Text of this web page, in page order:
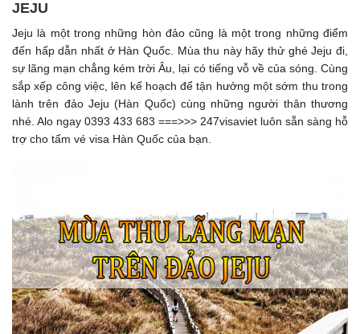
JEJU
Jeju là một trong những hòn đảo cũng là một trong những điểm
đến hấp dẫn nhất ở Hàn Quốc. Mùa thu này hãy thử ghé Jeju đi,
sự lãng mạn chẳng kém trời Âu, lại có tiếng vỗ về của sóng. Cùng
sắp xếp công việc, lên kế hoạch để tận hưởng một sớm thu trong
lành trên đảo Jeju (Hàn Quốc) cùng những người thân thương
nhé. Alo ngay 0393 433 683 ===>>> 247visaviet luôn sẵn sàng hỗ
trợ cho tấm vé visa Hàn Quốc của bạn.